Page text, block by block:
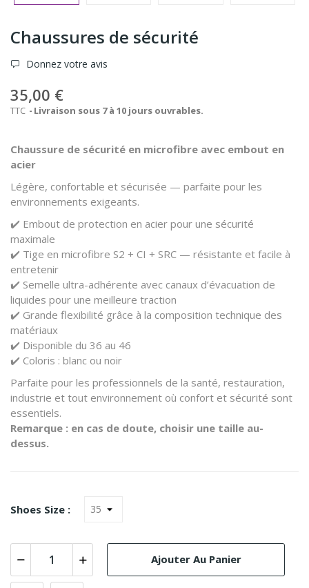
Chaussures de sécurité
Donnez votre avis
35,00 €
TTC Livraison sous 7 à 10 jours ouvrables.
Chaussure de sécurité en microfibre avec embout en
acier
Légère, confortable et sécurisée — parfaite pour les
environnements exigeants.
✔️ Embout de protection en acier pour une sécurité
maximale
✔️ Tige en microfibre S2 + CI + SRC — résistante et facile à
entretenir
✔️ Semelle ultra-adhérente avec canaux d’évacuation de
liquides pour une meilleure traction
✔️ Grande flexibilité grâce à la composition technique des
matériaux
✔️ Disponible du 36 au 46
✔️ Coloris : blanc ou noir
Parfaite pour les professionnels de la santé, restauration,
industrie et tout environnement où confort et sécurité sont
essentiels.
Remarque : en cas de doute, choisir une taille au-
dessus.
Shoes Size :
Ajouter Au Panier